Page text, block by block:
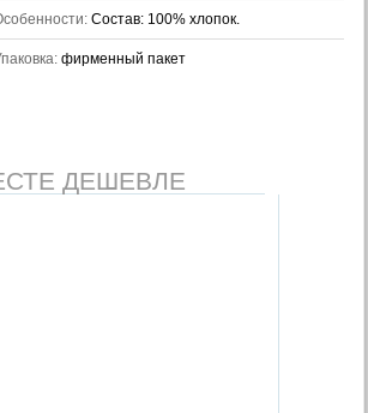
Состав: 100% хлопок.
фирменный пакет
ДЕШЕВЛЕ